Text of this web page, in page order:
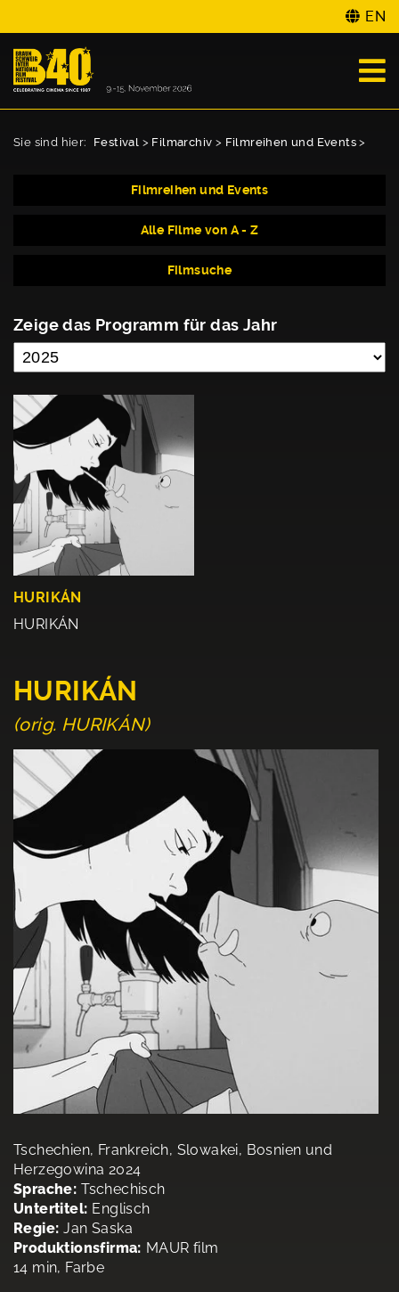
EN
Sie sind hier: Festival > Filmarchiv > Filmreihen und Events >
Filmreihen und Events
Alle Filme von A - Z
Filmsuche
Zeige das Programm für das Jahr
HURIKÁN
HURIKÁN
HURIKÁN
(orig. HURIKÁN)
Tschechien, Frankreich, Slowakei, Bosnien und
Herzegowina 2024
Sprache: Tschechisch
Untertitel: Englisch
Regie: Jan Saska
Produktionsfirma: MAUR film
14 min, Farbe